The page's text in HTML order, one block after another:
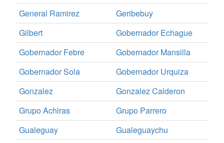
General Ramirez
Geribebuy
Gilbert
Gobernador Echague
Gobernador Febre
Gobernador Mansilla
Gobernador Sola
Gobernador Urquiza
Gonzalez
Gonzalez Calderon
Grupo Achiras
Grupo Parrero
Gualeguay
Gualeguaychu